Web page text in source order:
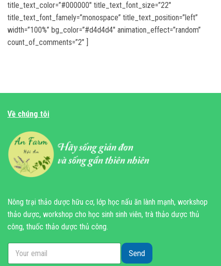
title_text_color=”#000000″ title_text_font_size=”22″
title_text_font_famely=”monospace” title_text_position=”left”
width=”100%” bg_color=”#d4d4d4″ animation_effect=”random”
count_of_comments=”2″ ]
Về chúng tôi
Nông trại thảo dược hữu cơ, lớp học nấu ăn lành mạnh, workshop
thảo dược, workshop cho học sinh sinh viên, trà thảo dược thủ
công, thuốc thảo dược thủ công.
Send